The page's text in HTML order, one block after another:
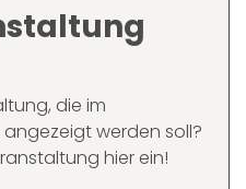
die im
werden soll?
hier ein!